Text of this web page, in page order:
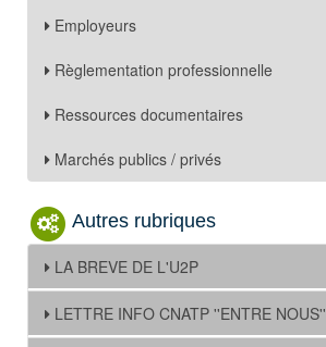
Employeurs
Règlementation professionnelle
Ressources documentaires
Marchés publics / privés
Autres rubriques
LA BREVE DE L'U2P
LETTRE INFO CNATP ''ENTRE NOUS''